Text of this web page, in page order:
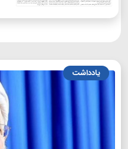
یادداشت